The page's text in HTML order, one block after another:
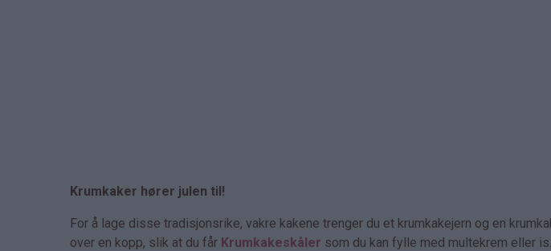
Krumkaker hører julen til!
For å lage disse tradisjonsrike, vakre kakene trenger du et krumkakejern og en
over en kopp, slik at du får Krumkakeskåler som du kan fylle med multekrem eller is.